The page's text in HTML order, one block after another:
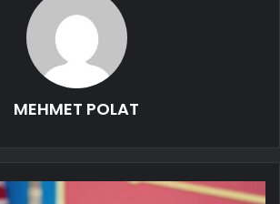
MEHMET POLAT